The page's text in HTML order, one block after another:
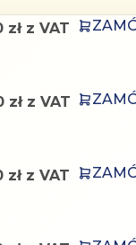
zł z VAT
zł z VAT
zł z VAT